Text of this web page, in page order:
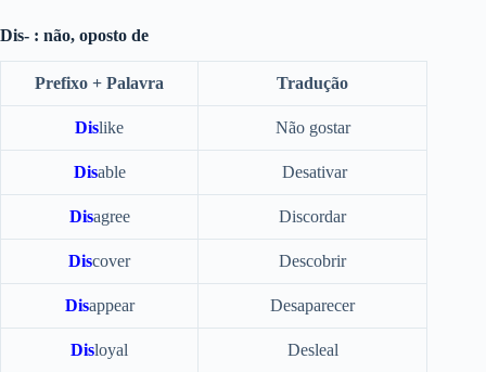
Dis- : não, oposto de
Prefixo + Palavra Tradução
Dislike Não gostar
Disable Desativar
Disagree Discordar
Discover Descobrir
Disappear Desaparecer
Disloyal
Desleal